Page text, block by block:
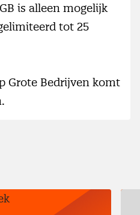
is alleen mogelijk
tot 25
Grote Bedrijven komt